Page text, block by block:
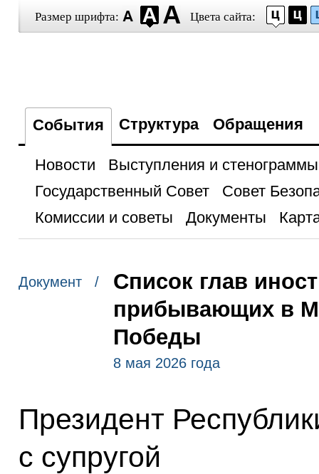
Размер шрифта: Цвета сайта:
События Структура Обращения
Новости
Выступления и стенограммы
Государственный Совет
Совет
Комиссии и советы
Документы
Документ /
Список глав
прибывающих в
Победы
8 мая 2026 года
Президент
с супругой